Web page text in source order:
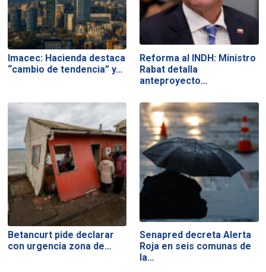
Imacec: Hacienda destaca
“cambio de tendencia” y…
Reforma al INDH: Ministro
Rabat detalla
anteproyecto…
Betancurt pide declarar
con urgencia zona de…
Senapred decreta Alerta
Roja en seis comunas de
la…